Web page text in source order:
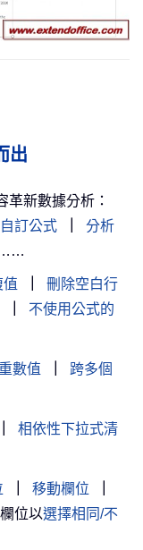
出
革新數據分析：
訂公式
分析
值
刪除空白行
不使用公式的
數值
跨多個
相依性下拉式清
移動欄位
位以選擇相同/不